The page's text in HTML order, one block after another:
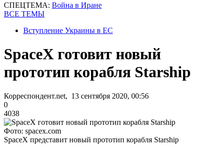
СПЕЦТЕМА: Война в Иране
ВСЕ ТЕМЫ
Вступление Украины в ЕС
SpaceX готовит новый
прототип корабля Starship
Корреспондент.net, 13 сентября 2020, 00:56
0
4038
Фото: spacex.com
SpaceX представит новый прототип корабля Starship